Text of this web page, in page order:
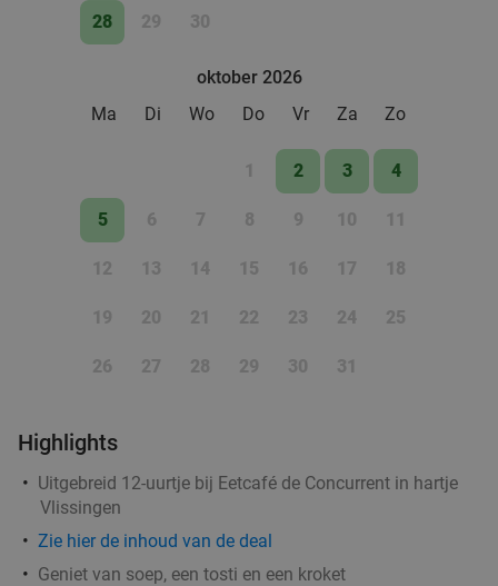
28 29 30
oktober 2026
Ma
Di Wo Do Vr Za Zo
1 2 3 4
5 6 7 8 9 10 11
12 13 14 15 16 17 18
19 20 21 22 23 24 25
26 27 28 29 30 31
Highlights
Uitgebreid 12-uurtje bij Eetcafé de Concurrent in hartje
Vlissingen
Zie hier de inhoud van de deal
Geniet van soep, een tosti en een kroket